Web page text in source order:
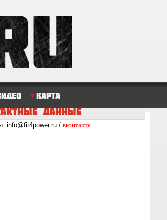
Карта
ДАННЫЕ
info@fit4power.ru / вконтакте